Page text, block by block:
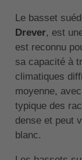
Le basset
Drever, est
est reconnu
sa capacité à
climatiques
moyenne,
typique des
dense et peut
blanc.